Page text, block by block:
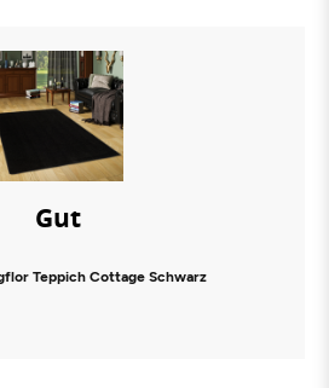
Gut
Teppich Cottage Schwarz